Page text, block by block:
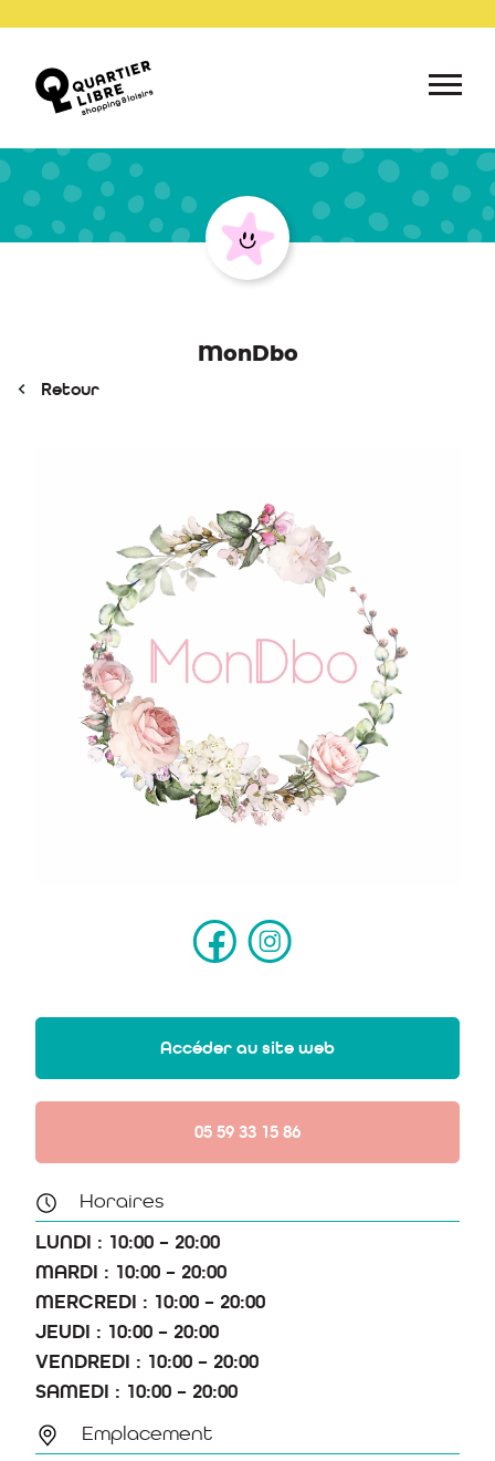
MonDbo
Retour
Accéder au site web
05 59 33 15 86
Horaires
LUNDI : 10:00 – 20:00
MARDI : 10:00 – 20:00
MERCREDI : 10:00 – 20:00
JEUDI : 10:00 – 20:00
VENDREDI : 10:00 – 20:00
SAMEDI : 10:00 – 20:00
Emplacement